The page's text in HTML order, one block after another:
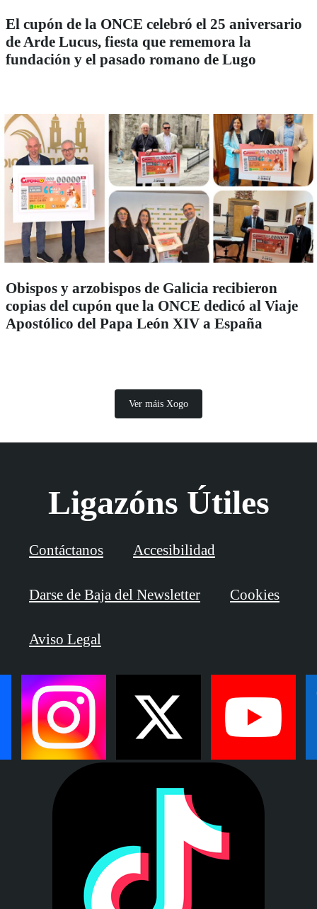
El cupón de la ONCE celebró el 25 aniversario
de Arde Lucus, fiesta que rememora la
fundación y el pasado romano de Lugo
Obispos y arzobispos de Galicia recibieron
copias del cupón que la ONCE dedicó al Viaje
Apostólico del Papa León XIV a España
Ver máis Xogo
Ligazóns Útiles
Contáctanos Accesibilidad
Darse de Baja del Newsletter Cookies
Aviso Legal